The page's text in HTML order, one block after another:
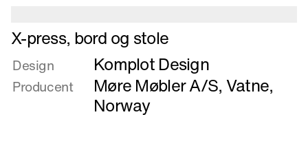
Læs
mere
om
X-
press,
X-press, bord og stole
Design Komplot Design
Producent Møre Møbler A/S,Vatne,
Norway